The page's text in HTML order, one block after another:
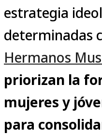
estrategia
determinadas
Hermanos
priorizan la
mujeres y
para